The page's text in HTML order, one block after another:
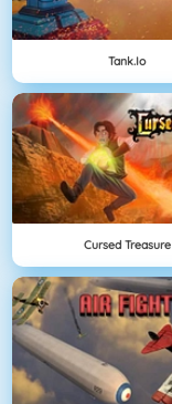
Tank.io
Cursed Treasure